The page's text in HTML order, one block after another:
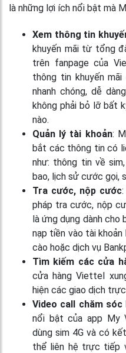
là những lợi ích nổi bật mà
Xem thông tin
khuyến mãi từ tổng
trên fanpage của
thông tin khuyến
nhanh chóng, dễ
không phải bỏ lỡ bất
nào.
Quản lý tài khoản:
bắt các thông tin có
như: thông tin về
bao, lịch sử cước gọi,
Tra cước, nộp cước
pháp tra cước, nộp
là ứng dụng dành cho
nạp tiền vào tài
cào hoặc dịch vụ
Tìm kiếm các cửa
cửa hàng Viettel
hiện các giao dịch
Video call chăm sóc
nổi bật của app My
dùng sim 4G và có
thể liên hệ trực tiếp